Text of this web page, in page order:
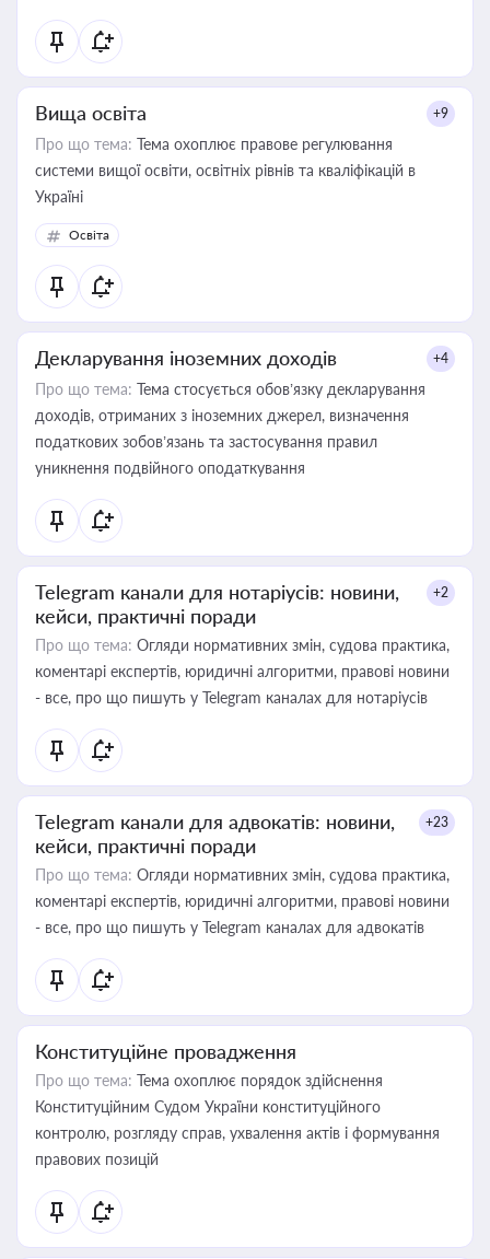
Вища освіта +9
Про що тема: Тема охоплює правове регулювання
системи вищої освіти, освітніх рівнів та кваліфікацій в
Україні
Освіта
Декларування іноземних доходів +4
Про що тема: Тема стосується обов’язку декларування
доходів, отриманих з іноземних джерел, визначення
податкових зобов’язань та застосування правил
уникнення подвійного оподаткування
Telegram канали для нотаріусів: новини,
кейси, практичні поради
+2
Про що тема: Огляди нормативних змін, судова практика,
коментарі експертів, юридичні алгоритми, правові новини
- все, про що пишуть у Telegram каналах для нотаріусів
Telegram канали для адвокатів: новини,
кейси, практичні поради
+23
Про що тема: Огляди нормативних змін, судова практика,
коментарі експертів, юридичні алгоритми, правові новини
- все, про що пишуть у Telegram каналах для адвокатів
Конституційне провадження
Про що тема: Тема охоплює порядок здійснення
Конституційним Судом України конституційного
контролю, розгляду справ, ухвалення актів і формування
правових позицій